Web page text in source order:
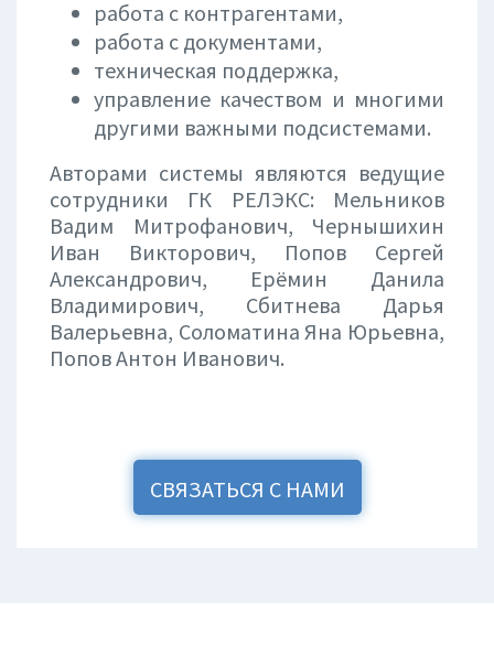
работа с контрагентами,
работа с документами,
техническая поддержка,
управление качеством и многими
другими важными подсистемами.
Авторами системы являются ведущие
сотрудники ГК РЕЛЭКС: Мельников
Вадим Митрофанович, Чернышихин
Иван Викторович, Попов Сергей
Александрович, Ерёмин Данила
Владимирович, Сбитнева Дарья
Валерьевна, Соломатина Яна Юрьевна,
Попов Антон Иванович.
СВЯЗАТЬСЯ С НАМИ